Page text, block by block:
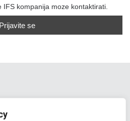
kompanija moze kontaktirati.